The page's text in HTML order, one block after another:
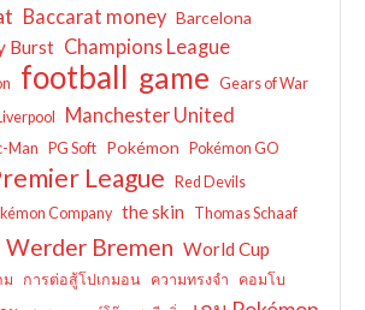
Baccarat money Barcelona
Burst Champions League
football game Gears of War
Liverpool Manchester United
Man PG Soft Pokémon
Pokémon GO
League
Red Devils
Company the skin Thomas Schaaf
Werder Bremen World Cup
ม การต่อสู้โปเกมอน ความทรงจำ คอมโบ